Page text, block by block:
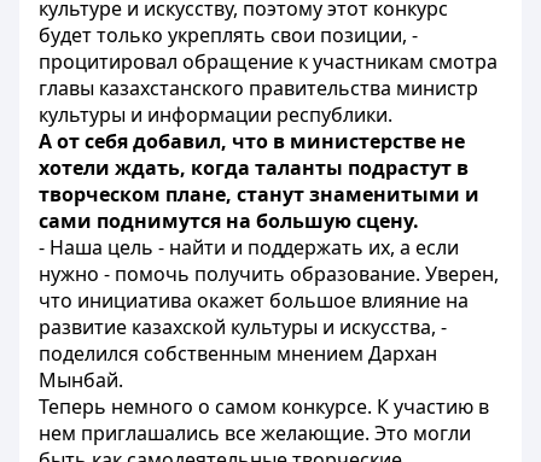
культуре и искусству, поэтому этот конкурс
будет только укреплять свои позиции, -
процитировал обращение к участникам смотра
главы казахстанского правительства министр
культуры и информации республики.
А от себя добавил, что в министерстве не
хотели ждать, когда таланты подрастут в
творческом плане, станут знаменитыми и
сами поднимутся на большую сцену.
- Наша цель - найти и поддержать их, а если
нужно - помочь получить образование. Уверен,
что инициатива окажет большое влияние на
развитие казахской культуры и искусства, -
поделился собственным мнением Дархан
Мынбай.
Теперь немного о самом конкурсе. К участию в
нем приглашались все желающие. Это могли